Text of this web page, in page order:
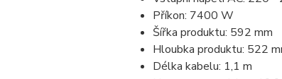
Příkon: 7400 W
Šířka produktu: 592 mm
Hloubka produktu: 522
Délka kabelu: 1,1 m